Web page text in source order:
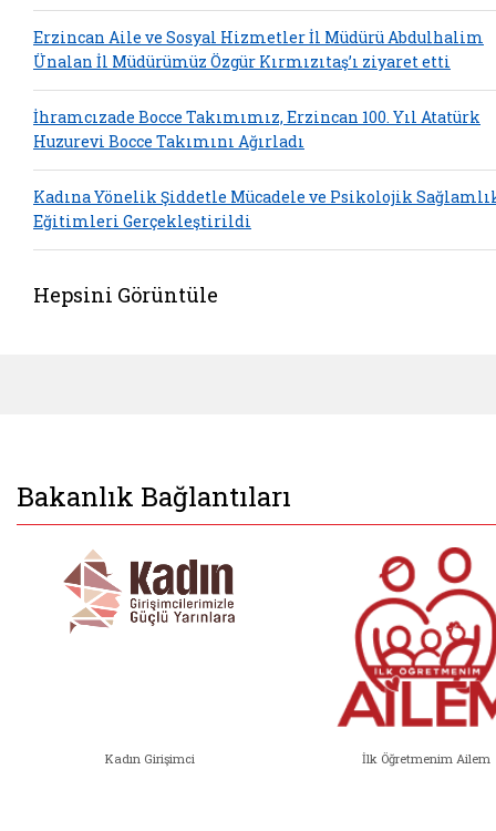
Erzincan Aile ve Sosyal Hizmetler İl Müdürü Abdulhalim
Ünalan İl Müdürümüz Özgür Kırmızıtaş’ı ziyaret etti
İhramcızade Bocce Takımımız, Erzincan 100. Yıl Atatürk
Huzurevi Bocce Takımını Ağırladı
Kadına Yönelik Şiddetle Mücadele ve Psikolojik
Eğitimleri Gerçekleştirildi
Hepsini Görüntüle
Bakanlık Bağlantıları
Kadın Girişimci İlk Öğretmenim Ailem